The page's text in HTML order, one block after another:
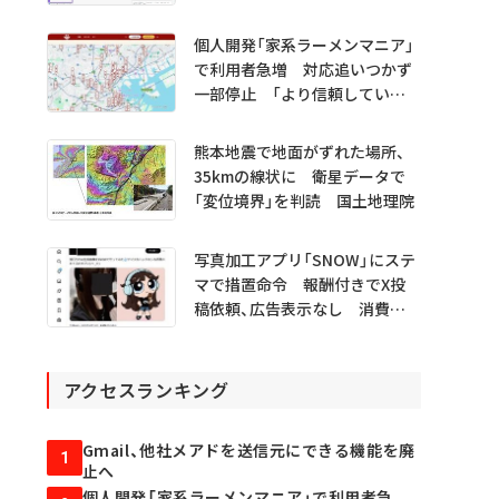
プレビュー公開
個人開発「家系ラーメンマニア」
で利用者急増 対応追いつかず
一部停止 「より信頼していた
熊本地震で地面がずれた場所、
35kmの線状に 衛星データで
「変位境界」を判読 国土地理院
写真加工アプリ「SNOW」にステ
マで措置命令 報酬付きでX投
稿依頼、広告表示なし 消費者
アクセスランキング
1
Gmail、他社メアドを送信元にできる機能を廃
止へ